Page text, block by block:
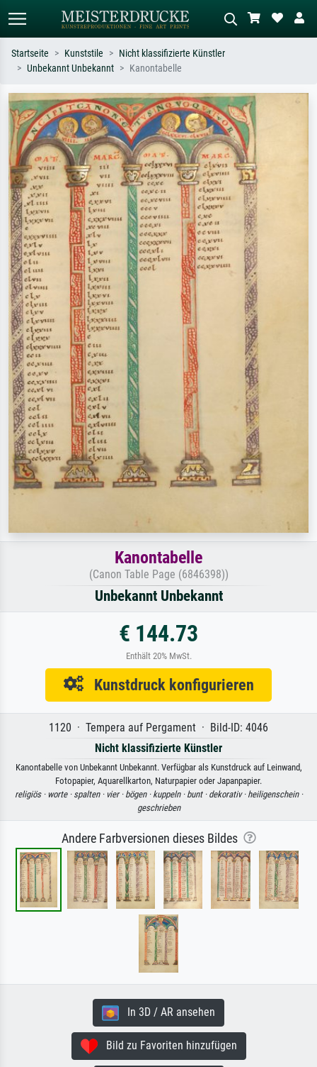
Suchen Sie nach Künstlern, Werktiteln
oder Stilen – z.B. Monet,
Sternennacht, Impressionismus, Welle
Hokusai, Akt.
Beschreiben Sie die Szene – z.B. Grüne
Wiese, Abstrakt mit viel Rot, Dunkles
Ölgemälde, Stehender Akt neben einem
Baum.
Startseite Kunststile
Nicht klassifizierte Künstler
Unbekannt Unbekannt
Kanontabelle
Kanontabelle
(Canon Table Page (6846398))
Unbekannt Unbekannt
€ 144.73
Enthält 20% MwSt.
Kunstdruck konfigurieren
1120 · Tempera auf Pergament · Bild-ID: 4046
Nicht klassifizierte Künstler
Kanontabelle von Unbekannt Unbekannt. Verfügbar als Kunstdruck auf Leinwand,
Fotopapier, Aquarellkarton, Naturpapier oder Japanpapier.
religiös · worte · spalten · vier · bögen · kuppeln · bunt · dekorativ · heiligenschein ·
geschrieben
Andere Farbversionen dieses Bildes
In 3D / AR ansehen
Bild zu Favoriten hinzufügen